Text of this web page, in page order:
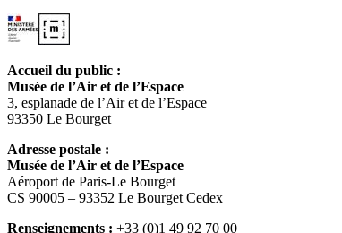
Accueil du public :
Musée de l’Air et de l’Espace
3, esplanade de l’Air et de l’Espace
93350 Le Bourget
Adresse postale :
Musée de l’Air et de l’Espace
Aéroport de Paris-Le Bourget
CS 90005 – 93352 Le Bourget Cedex
Renseignements : +33 (0)1 49 92 70 00